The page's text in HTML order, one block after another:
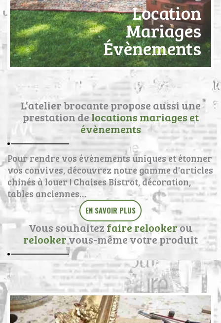
Location
Mariages
Évènements
L’atelier brocante propose aussi une
prestation de locations mariages et
évènements
Pour rendre vos évènements uniques et étonner
vos convives, découvrez notre gamme d'articles
chinés à louer ! Chaises Bistrot, décoration,
tables anciennes…
EN SAVOIR PLUS
Vous souhaitez faire relookerou
relookervous-même votre produit